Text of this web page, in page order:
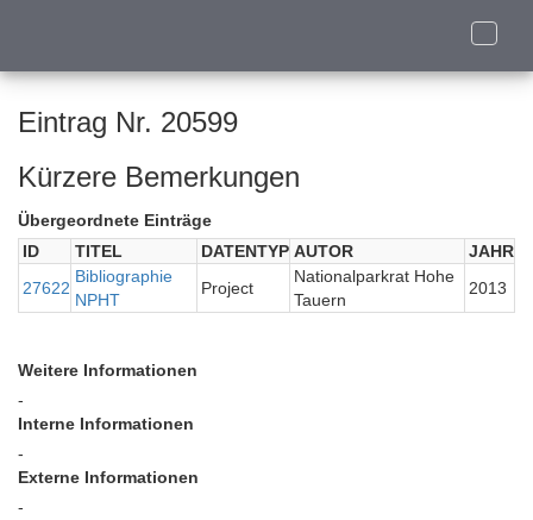
Toggle
Eintrag Nr. 20599
Kürzere Bemerkungen
Übergeordnete Einträge
ID
TITEL DATENTYP AUTOR
JAHR
27622
Bibliographie
NPHT
Project
Nationalparkrat Hohe
Tauern
2013
Weitere Informationen
-
Interne Informationen
-
Externe Informationen
-